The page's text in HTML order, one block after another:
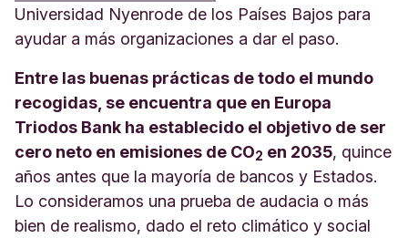
Universidad Nyenrode de los Países Bajos para
ayudar a más organizaciones a dar el paso.
Entre las buenas prácticas de todo el mundo
recogidas, se encuentra que en Europa
Triodos Bank ha establecido el objetivo de ser
cero neto en emisiones de CO2 en 2035, quince
años antes que la mayoría de bancos y Estados.
Lo consideramos una prueba de audacia o más
bien de realismo, dado el reto climático y social